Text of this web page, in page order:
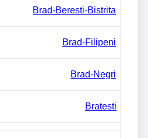
Brad-Beresti-Bistrita
Brad-Filipeni
Brad-Negri
Bratesti